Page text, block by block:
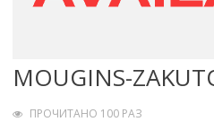
MOUGINS-
ПРОЧИТАНО 100 РАЗ